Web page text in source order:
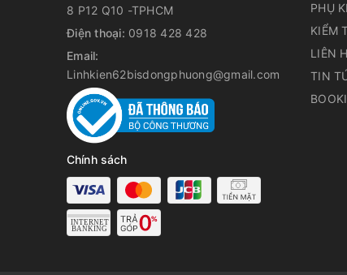
8 P12 Q10 -TPHCM
Điện thoại: 0918 428 428
Email:
Linhkien62bisdongphuong@gmail.com
Chính sách
PHỤ
KIỂM
LIÊN
TIN